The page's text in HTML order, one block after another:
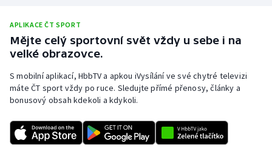
APLIKACE ČT SPORT
Mějte celý sportovní svět vždy u sebe i na
velké obrazovce.
S mobilní aplikací, HbbTV a apkou iVysílání ve své chytré televizi
máte ČT sport vždy po ruce. Sledujte přímé přenosy, články a
bonusový obsah kdekoli a kdykoli.